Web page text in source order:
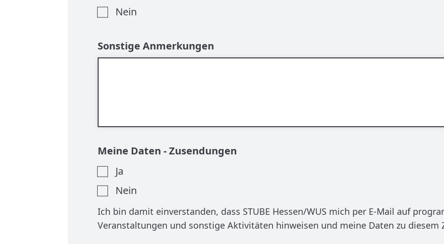
Nein
Sonstige Anmerkungen
Meine Daten - Zusendungen
Ja
Nein
Ich bin damit einverstanden, dass STUBE Hessen/WUS mich per E-Mail auf
Veranstaltungen und sonstige Aktivitäten hinweisen und meine Daten zu diesem